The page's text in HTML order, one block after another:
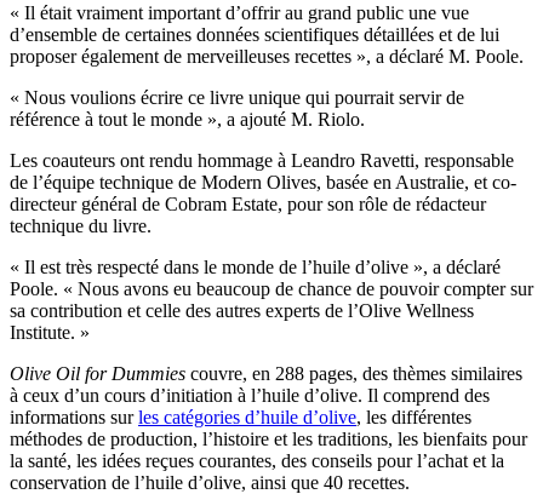
« Il était vraiment impor­tant d’offrir au grand public une vue
d’ensemble de certaines données scientifiques détaillées et de lui
proposer également de merveilleuses recettes », a déclaré M. Poole.
« Nous voulions écrire ce livre unique qui pourrait servir de
référence à tout le monde », a ajouté M. Riolo.
Les coauteurs ont rendu hommage à Leandro Ravetti, responsable
de l’équipe technique de Modern Olives, basée en Australie, et co-
directeur général de Cobram Estate, pour son rôle de rédacteur
technique du livre.
« Il est très respecté dans le monde de l’huile d’olive », a déclaré
Poole. « Nous avons eu beaucoup de chance de pouvoir compter sur
sa contribution et celle des autres experts de l’Olive Wellness
Institute. »
Olive Oil for Dummies couvre, en 288 pages, des thèmes similaires
à ceux d’un cours d’initiation à l’huile d’olive. Il comprend des
informations surles catégories d’huile d’olive, les différentes
méthodes de production, l’histoire et les traditions, les bienfaits pour
la santé, les idées reçues courantes, des conseils pour l’achat et la
conservation de l’huile d’olive, ainsi que 40 recettes.